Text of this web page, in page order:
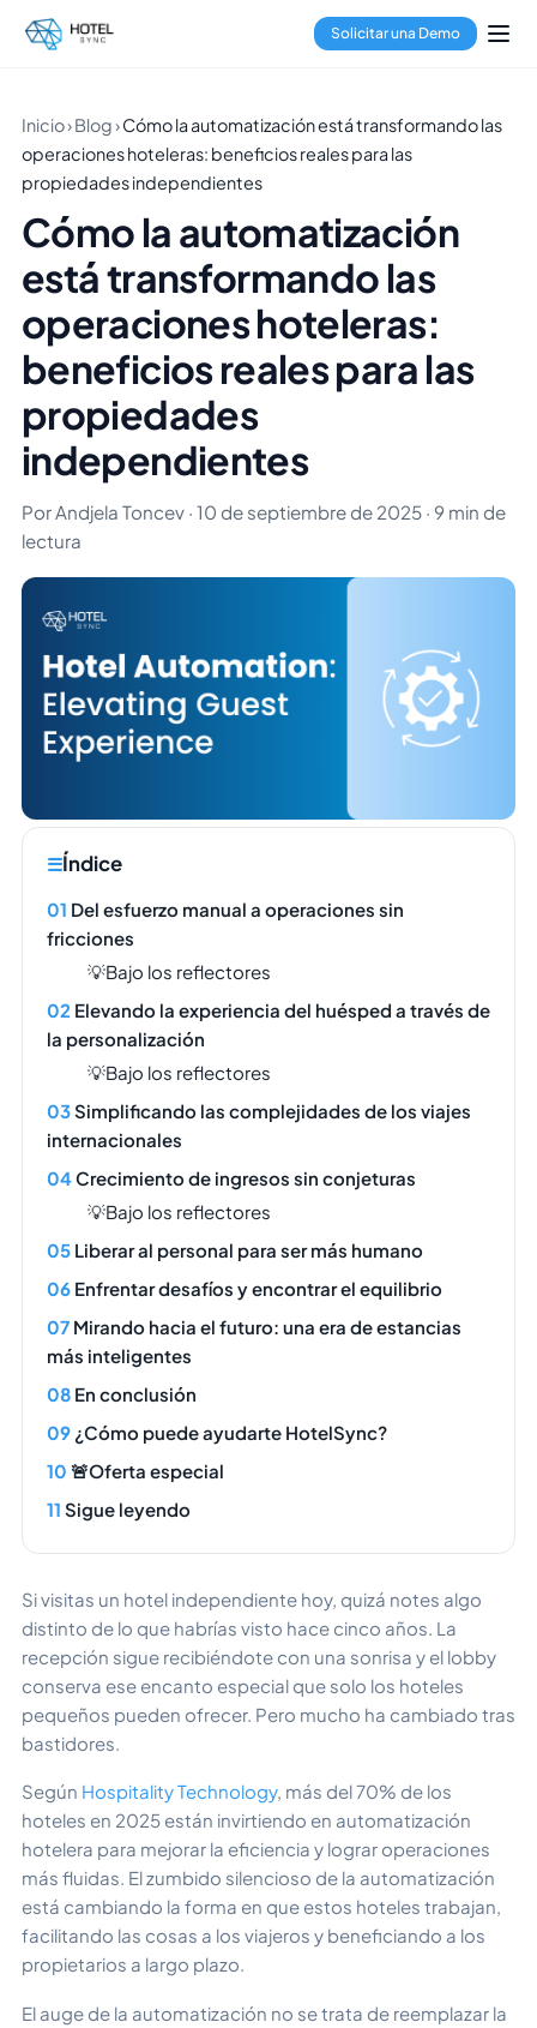
Solicitar una Demo
Inicio›Blog›Cómo la automatización está transformando las
operaciones hoteleras: beneficios reales para las
propiedades independientes
Cómo la automatización
está transformando las
operaciones hoteleras:
beneficios reales para las
propiedades
independientes
Por Andjela Toncev · 10 de septiembre de 2025 · 9 min de
lectura
Índice
Del esfuerzo manual a operaciones sin
fricciones
💡Bajo los reflectores
Elevando la experiencia del huésped a través de
la personalización
💡Bajo los reflectores
Simplificando las complejidades de los viajes
internacionales
Crecimiento de ingresos sin conjeturas
💡Bajo los reflectores
Liberar al personal para ser más humano
Enfrentar desafíos y encontrar el equilibrio
Mirando hacia el futuro: una era de estancias
más inteligentes
En conclusión
¿Cómo puede ayudarte HotelSync?
🚨Oferta especial
Sigue leyendo
Si visitas un hotel independiente hoy, quizá notes algo
distinto de lo que habrías visto hace cinco años. La
recepción sigue recibiéndote con una sonrisa y el lobby
conserva ese encanto especial que solo los hoteles
pequeños pueden ofrecer. Pero mucho ha cambiado tras
bastidores.
Según Hospitality Technology, más del 70% de los
hoteles en 2025 están invirtiendo en automatización
hotelera para mejorar la eficiencia y lograr operaciones
más fluidas. El zumbido silencioso de la automatización
está cambiando la forma en que estos hoteles trabajan,
facilitando las cosas a los viajeros y beneficiando a los
propietarios a largo plazo.
El auge de la automatización no se trata de reemplazar la